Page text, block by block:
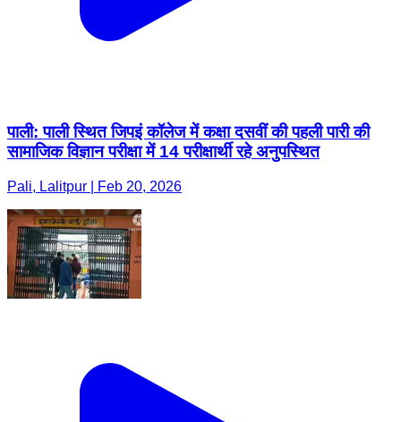
पाली: पाली स्थित जिपइं कॉलेज में कक्षा दसवीं की पहली पारी की
सामाजिक विज्ञान परीक्षा में 14 परीक्षार्थी रहे अनुपस्थित
Pali, Lalitpur | Feb 20, 2026